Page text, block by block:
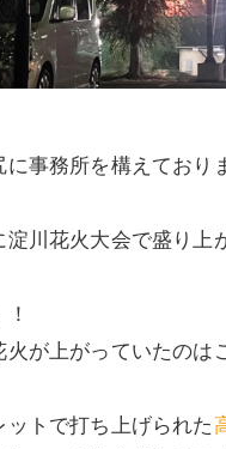
事務所を構えており
川花火大会で盛り上
火が上がっていたのは
ットで打ち上げられた